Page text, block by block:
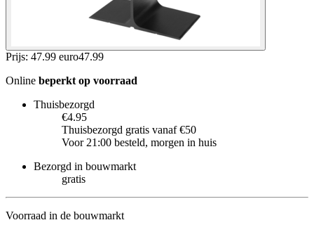
Prijs: 47.99 euro47.99
Online beperkt op voorraad
Thuisbezorgd
€4.95
Thuisbezorgd gratis vanaf €50
Voor 21:00 besteld, morgen in huis
Bezorgd in bouwmarkt
gratis
Voorraad in de bouwmarkt